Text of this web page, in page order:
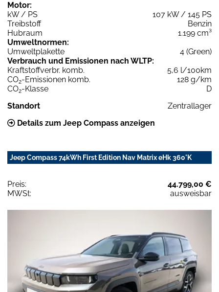
Motor:
kW / PS
107 kW / 145 PS
Treibstoff
Benzin
Hubraum
1.199 cm³
Umweltnormen:
Umweltplakette
4 (Green)
Verbrauch und Emissionen nach WLTP:
Kraftstoffverbr. komb.
5,6 l/100km
CO2-Emissionen komb.
128 g/km
CO2-Klasse
D
Standort
Zentrallager
Details zum Jeep Compass anzeigen
Jeep Compass 74kWh First Edition Nav Matrix eHk 360°K
Preis:
44.799,00 €
MWSt:
ausweisbar